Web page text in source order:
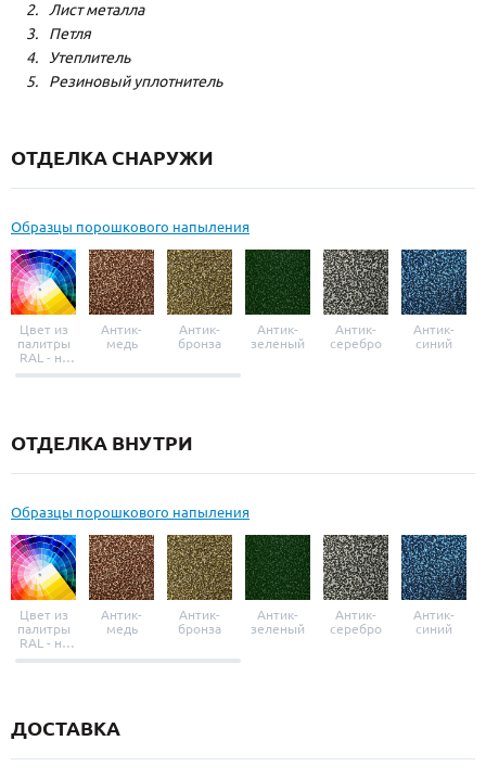
Лист металла
Петля
Утеплитель
Резиновый уплотнитель
ОТДЕЛКА СНАРУЖИ
Образцы порошкового напыления
Цвет из
палитры
RAL - на
выбор
Антик-
медь
Антик-
бронза
Антик-
зеленый
Антик-
серебро
Антик-
синий
ОТДЕЛКА ВНУТРИ
Образцы порошкового напыления
Цвет из
палитры
RAL - на
выбор
Антик-
медь
Антик-
бронза
Антик-
зеленый
Антик-
серебро
Антик-
синий
ДОСТАВКА